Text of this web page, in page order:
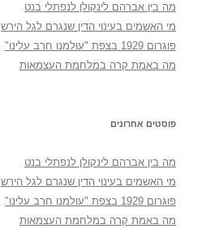
מה בין אברהם לינקולן לנפתלי בנט
מי האשמים בעינוי הדין שנגרם לגל הירש
פוגרום 1929 בצפת "עולמנו חרב עלינו"
מה באמת קרה במלחמת העצמאות
פוסטים אחרונים
מה בין אברהם לינקולן לנפתלי בנט
מי האשמים בעינוי הדין שנגרם לגל הירש
פוגרום 1929 בצפת "עולמנו חרב עלינו"
מה באמת קרה במלחמת העצמאות